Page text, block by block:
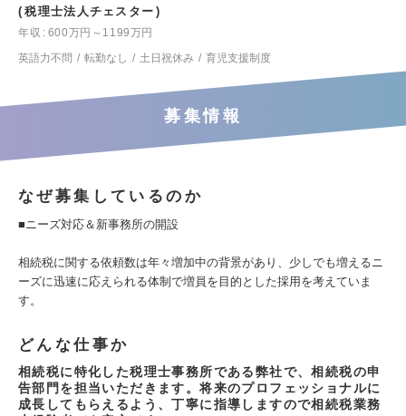
税理士法人チェスター
年収
600万円～1199万円
英語力不問
転勤なし 土日祝休み 育児支援制度
募集情報
なぜ募集しているのか
■ニーズ対応＆新事務所の開設
相続税に関する依頼数は年々増加中の背景があり、少しでも増えるニ
ーズに迅速に応えられる体制で増員を目的とした採用を考えていま
す。
どんな仕事か
相続税に特化した税理士事務所である弊社で、相続税の申
告部門を担当いただきます。将来のプロフェッショナルに
成長してもらえるよう、丁寧に指導しますので相続税業務